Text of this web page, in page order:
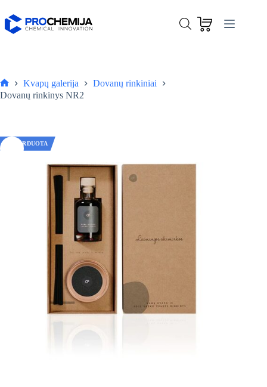
content
Pagrindinis
Kvapų galerija
Dovanų rinkiniai
Dovanų rinkinys NR2
IŠPARDUOTA